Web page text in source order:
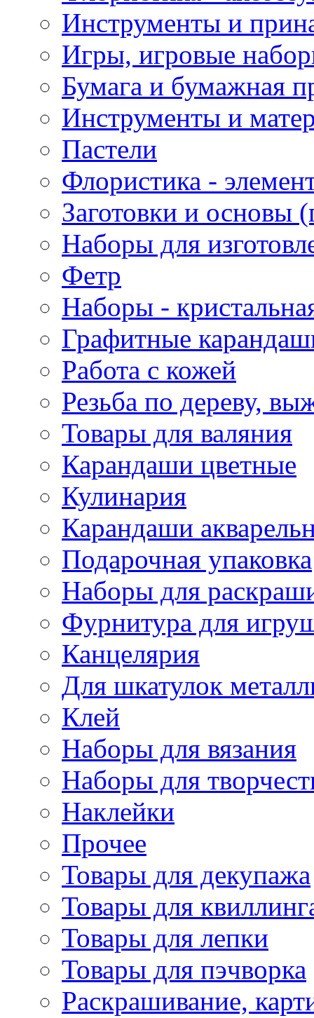
Инструменты и
Игры, игровые
Бумага и бумажная
Инструменты и
Пастели
Флористика -
Заготовки и основы
Наборы для
Фетр
Наборы -
Графитные
Работа с кожей
Резьба по дереву,
Товары для валяния
Карандаши цветные
Кулинария
Карандаши
Подарочная упаковка
Наборы для
Фурнитура для
Канцелярия
Для шкатулок
Клей
Наборы для вязания
Наборы для
Наклейки
Прочее
Товары для декупажа
Товары для
Товары для лепки
Товары для пэчворка
Раскрашивание,